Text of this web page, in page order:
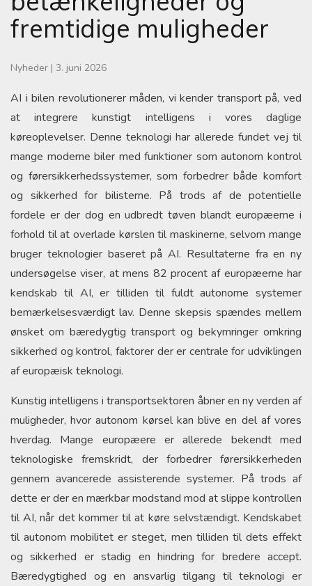
fremtidige muligheder
Nyheder | 3. juni 2026
AI i bilen revolutionerer måden, vi kender transport på, ved
at integrere kunstigt intelligens i vores daglige
køreoplevelser. Denne teknologi har allerede fundet vej til
mange moderne biler med funktioner som autonom kontrol
og førersikkerhedssystemer, som forbedrer både komfort
og sikkerhed for bilisterne. På trods af de potentielle
fordele er der dog en udbredt tøven blandt europæerne i
forhold til at overlade kørslen til maskinerne, selvom mange
bruger teknologier baseret på AI. Resultaterne fra en ny
undersøgelse viser, at mens 82 procent af europæerne har
kendskab til AI, er tilliden til fuldt autonome systemer
bemærkelsesværdigt lav. Denne skepsis spændes mellem
ønsket om bæredygtig transport og bekymringer omkring
sikkerhed og kontrol, faktorer der er centrale for udviklingen
af europæisk teknologi.
Kunstig intelligens i transportsektoren åbner en ny verden af
muligheder, hvor autonom kørsel kan blive en del af vores
hverdag. Mange europæere er allerede bekendt med
teknologiske fremskridt, der forbedrer førersikkerheden
gennem avancerede assisterende systemer. På trods af
dette er der en mærkbar modstand mod at slippe kontrollen
til AI, når det kommer til at køre selvstændigt. Kendskabet
til autonom mobilitet er steget, men tilliden til dets effekt
og sikkerhed er stadig en hindring for bredere accept.
Bæredygtighed og en ansvarlig tilgang til teknologi er